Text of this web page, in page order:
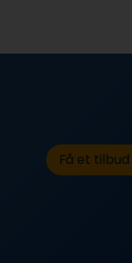
Få et